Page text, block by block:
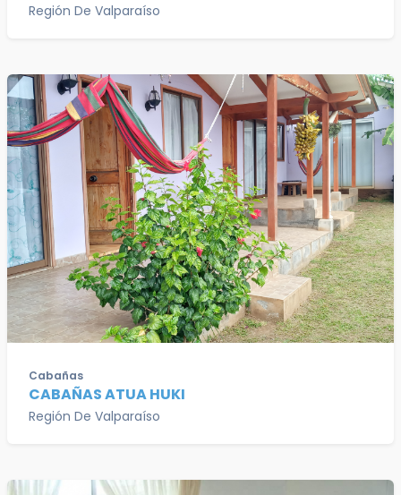
Región De Valparaíso
Cabañas
CABAÑAS ATUA HUKI
Región De Valparaíso